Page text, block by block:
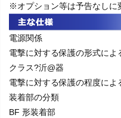
※オプション等は予告なしに
電源関係
電撃に対する保護の形式によ
クラス?沂@器
電撃に対する保護の程度によ
装着部の分類
BF 形装着部